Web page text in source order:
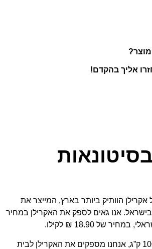
אליך בהקדם!
הוותיק ביותר בארץ, המייצר את
אנו גאים לספק את האקרילן במחיר
של 18.90 ₪ לקילו.
בהזמנה של מעל מ 100 ק”ג, אנחנו מספקים את האקרילן לבית